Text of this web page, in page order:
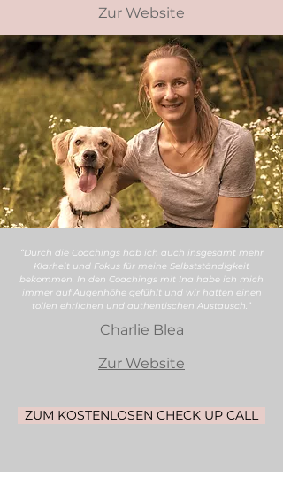
Zur Website
“Durch die Coachings hab ich auch insgesamt mehr
Klarheit und Fokus für meine Selbstständigkeit
bekommen. In den Coachings mit Ina habe ich mich
immer auf Augenhöhe gefühlt und wir hatten einen
tollen ehrlichen und authentischen Austausch.”
Charlie Blea
Zur Website
ZUM KOSTENLOSEN CHECK UP CALL